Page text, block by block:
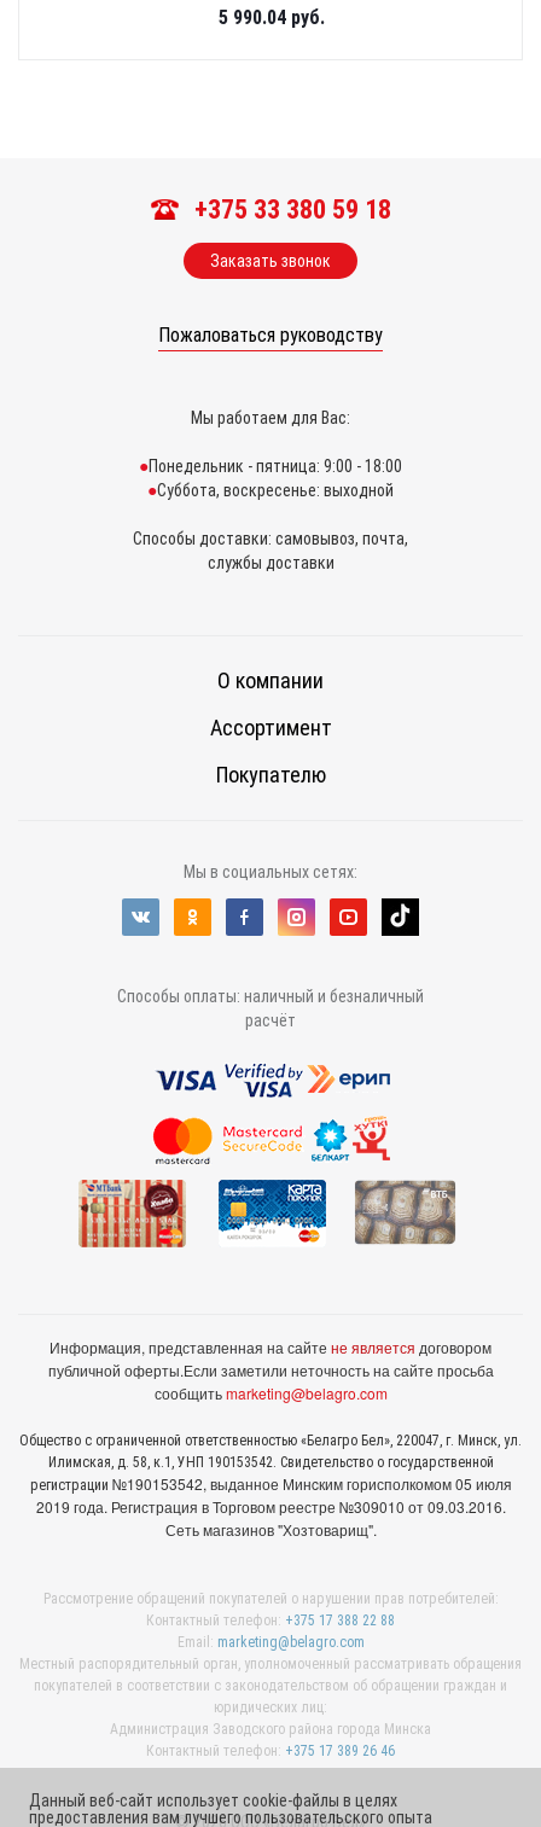
5 990.04руб.
+375 33 380 59 18
Заказать звонок
Пожаловаться руководству
Мы работаем для Вас:
Понедельник - пятница: 9:00 - 18:00
Суббота, воскресенье: выходной
Способы доставки: самовывоз, почта,
службы доставки
О компании
Ассортимент
Покупателю
Мы в социальных сетях:
Способы оплаты: наличный и безналичный
расчёт
Информация, представленная на сайте не является договором
публичной оферты.Если заметили неточность на сайте просьба
сообщитьmarketing@belagro.com
Общество с ограниченной ответственностью «Белагро Бел», 220047, г. Минск, ул.
Илимская, д. 58, к.1, УНП 190153542. Свидетельство о государственной
регистрации №190153542, выданное Минcким горисполкомом 05 июля
2019 года. Регистрация в Торговом реестре №309010 от 09.03.2016.
Сеть магазинов "Хозтоварищ".
Рассмотрение обращений покупателей о нарушении прав потребителей:
Контактный телефон: +375 17 388 22 88
Email: marketing@belagro.com
Местный распорядительный орган, уполномоченный рассматривать обращения
покупателей в соответствии с законодательством об обращении граждан и
юридических лиц:
Администрация Заводского района города Минска
Контактный телефон: +375 17 389 26 46
© 2026 ООО «Белагро Бел»
Данный веб-сайт использует cookie-файлы в целях
предоставления вам лучшего пользовательского опыта